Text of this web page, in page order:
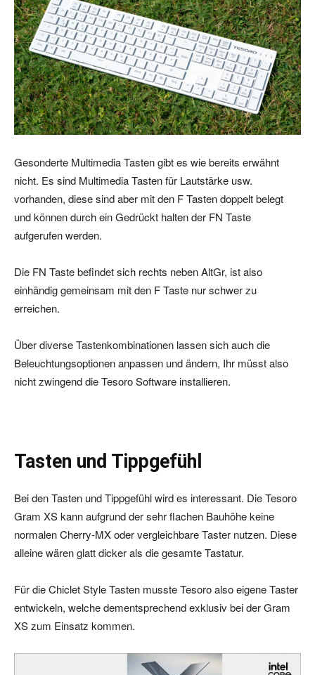
Gesonderte Multimedia Tasten gibt es wie bereits erwähnt
nicht. Es sind Multimedia Tasten für Lautstärke usw.
vorhanden, diese sind aber mit den F Tasten doppelt belegt
und können durch ein Gedrückt halten der FN Taste
aufgerufen werden.
Die FN Taste befindet sich rechts neben AltGr, ist also
einhändig gemeinsam mit den F Taste nur schwer zu
erreichen.
Über diverse Tastenkombinationen lassen sich auch die
Beleuchtungsoptionen anpassen und ändern, Ihr müsst also
nicht zwingend die Tesoro Software installieren.
Tasten und Tippgefühl
Bei den Tasten und Tippgefühl wird es interessant. Die Tesoro
Gram XS kann aufgrund der sehr flachen Bauhöhe keine
normalen Cherry-MX oder vergleichbare Taster nutzen. Diese
alleine wären glatt dicker als die gesamte Tastatur.
Für die Chiclet Style Tasten musste Tesoro also eigene Taster
entwickeln, welche dementsprechend exklusiv bei der Gram
XS zum Einsatz kommen.